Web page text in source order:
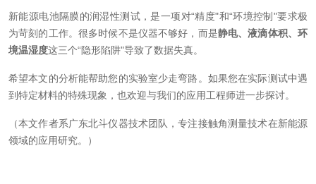
新能源电池隔膜的润湿性测试，是一项对“精度"和“环境控制"要求极
为苛刻的工作。很多时候不是仪器不够好，而是静电、液滴体积、环
境温湿度这三个“隐形陷阱"导致了数据失真。
希望本文的分析能帮助您的实验室少走弯路。如果您在实际测试中遇
到特定材料的特殊现象，也欢迎与我们的应用工程师进一步探讨。
（本文作者系广东北斗仪器技术团队，专注接触角测量技术在新能源
领域的应用研究。）